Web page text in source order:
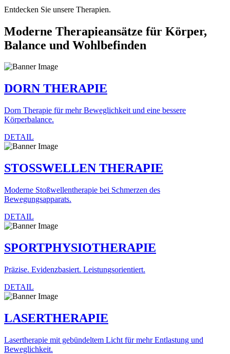
Entdecken Sie unsere Therapien.
Moderne Therapieansätze für Körper,
Balance und Wohlbefinden
DORN THERAPIE
Dorn Therapie für mehr Beweglichkeit und eine bessere
Körperbalance.
DETAIL
STOSSWELLEN THERAPIE
Moderne Stoßwellentherapie bei Schmerzen des
Bewegungsapparats.
DETAIL
SPORTPHYSIOTHERAPIE
Präzise. Evidenzbasiert. Leistungsorientiert.
DETAIL
LASERTHERAPIE
Lasertherapie mit gebündeltem Licht für mehr Entlastung und
Beweglichkeit.